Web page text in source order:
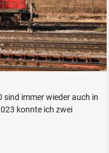
am 22. März 2023.
sind immer wieder auch in
konnte ich zwei